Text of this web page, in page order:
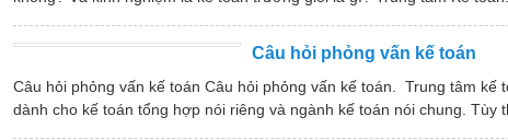
Câu hỏi phỏng vấn kế toán
Câu hỏi phỏng vấn kế toán Câu hỏi phỏng vấn kế toán. Trung tâm
dành cho kế toán tổng hợp nói riêng và ngành kế toán nói chung. Tùy